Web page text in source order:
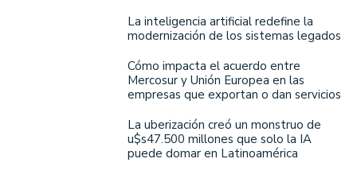
La inteligencia artificial redefine la
modernización de los sistemas legados
Cómo impacta el acuerdo entre
Mercosur y Unión Europea en las
empresas que exportan o dan servicios
La uberización creó un monstruo de
u$s47.500 millones que solo la IA
puede domar en Latinoamérica